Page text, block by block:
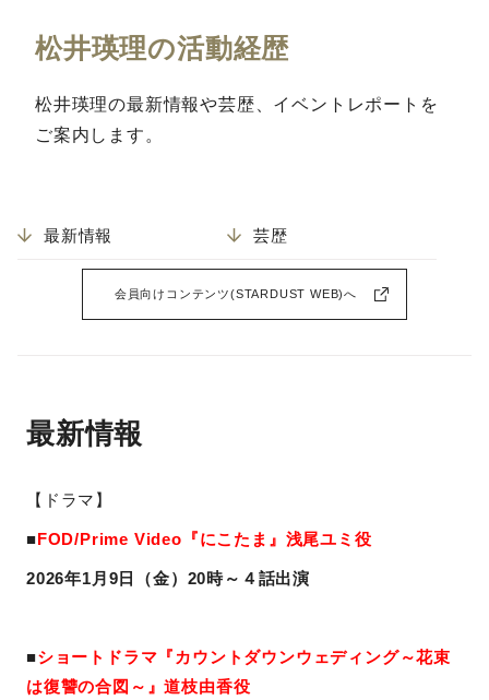
松井瑛理の活動経歴
松井瑛理の最新情報や芸歴、イベントレポートを
ご案内します。
最新情報 芸歴
会員向けコンテンツ(STARDUST WEB)へ
最新情報
【ドラマ】
■FOD/Prime Video『にこたま』浅尾ユミ役
2026年1月9日（金）20時～４話出演
■ショートドラマ『カウントダウンウェディング～花束
は復讐の合図～』道枝由香役